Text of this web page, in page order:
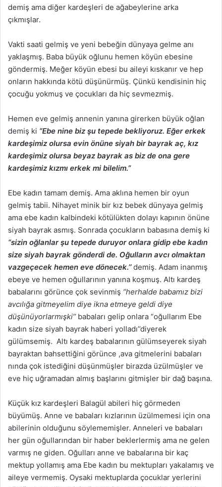
demiş ama diğer kardeşleri de ağabeylerine arka
çıkmışlar.
Vakti saati gelmiş ve yeni bebeğin dünyaya gelme anı
yaklaşmış. Baba büyük oğlunu hemen köyün ebesine
göndermiş. Meğer köyün ebesi bu aileyi kıskanır ve hep
onların hakkında kötü düşünürmüş. Çünkü kendisinin hiç
çocuğu yokmuş ve çocukları da hiç sevmezmiş.
Hemen eve gelmiş annenin yanına girerken büyük oğlan
demiş ki “Ebe nine biz şu tepede bekliyoruz. Eğer erkek
kardeşimiz olursa evin önüne siyah bir bayrak aç, kız
kardeşimiz olursa beyaz bayrak as biz de ona gere
kardeşimiz kızmı erkek mi bilelim.”
Ebe kadın tamam demiş. Ama aklına hemen bir oyun
gelmiş tabii. Nihayet minik bir kız bebek dünyaya gelmiş
ama ebe kadın kalbindeki kötülükten dolayı kapının önüne
siyah bayrak asmış. Sonrada çocukların babasına demiş ki
“sizin oğlanlar şu tepede duruyor onlara gidip ebe kadın
size siyah bayrak gönderdi de. Oğulların avcı olmaktan
vazgeçecek hemen eve dönecek.’’demiş. Adam inanmış
ebeye ve hemen oğullarının yanına koşmuş. Altı kardeş
babalarını görünce çok sevinmiş “herhalde babamız bizi
avcılığa gitmeyelim diye ikna etmeye geldi diye
düşünüyorlarmışki’’babaları gelip onlara “oğullarım Ebe
kadın size siyah bayrak haberi yolladı’’diyerek
gülümsemiş. Altı kardeş babalarının gülümseyerek siyah
bayraktan bahsettiğini görünce ,ava gitmelerini babaları
nında çok istediğini düşünmüşler birazda üzülmüşler ve
eve hiç uğramadan almış başlarını gitmişler bir dağ başına.
Küçük kız kardeşleri Balagül abileri hiç görmeden
büyümüş. Anne ve babaları kızlarının üzülmemesi için ona
abilerinin olduğunu söylememişler. Anneleri ve babaları
her gün oğullarından bir haber beklerlermiş ama ne gelen
varmış ne giden. Oğulları anne ve babalarına bir kaç
mektup yollamış ama Ebe kadın bu mektupları yakalamış ve
aileye vermemiş. Oysaki mektuplarda çocuklar yerlerini